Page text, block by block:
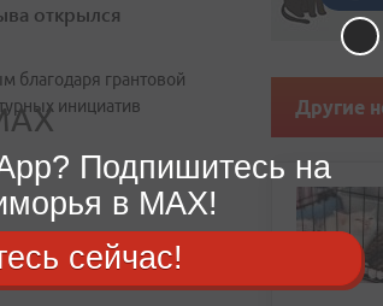
открылся
благодаря грантовой
инициатив
на приморскую
Другие
Подпишитесь на
в MAX!
сейчас!